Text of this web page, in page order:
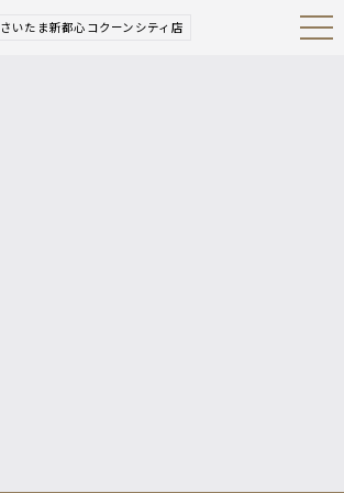
さいたま新都心コクーンシティ店 Open
Navig